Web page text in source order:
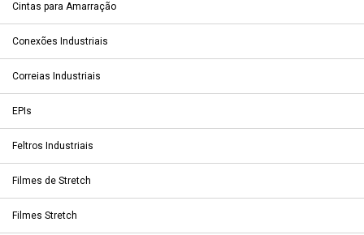
Cintas para Amarração
Conexões Industriais
Correias Industriais
EPIs
Feltros Industriais
Filmes de Stretch
Filmes Stretch